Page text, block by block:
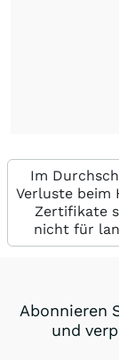
Im
Verluste beim
Zertifikate
nicht für
Abonnieren
und